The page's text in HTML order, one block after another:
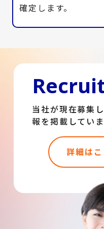
確定します。
当社が現在募集
報を掲載していま
詳細はこ